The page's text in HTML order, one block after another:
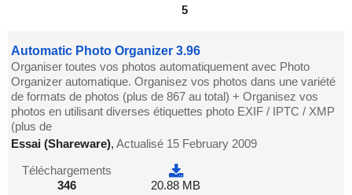
5
Automatic Photo Organizer 3.96
Organiser toutes vos photos automatiquement avec Photo
Organizer automatique. Organisez vos photos dans une variété
de formats de photos (plus de 867 au total) + Organisez vos
photos en utilisant diverses étiquettes photo EXIF ​​/ IPTC / XMP
(plus de
Essai (Shareware),Actualisé 15 February 2009
Téléchargements
346
20.88 MB